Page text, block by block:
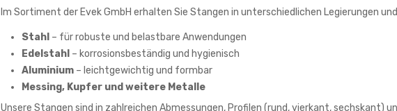
Im Sortiment der Evek GmbH erhalten Sie Stangen in unterschiedlichen Legierungen
Stahl – für robuste und belastbare Anwendungen
Edelstahl – korrosionsbeständig und hygienisch
Aluminium – leichtgewichtig und formbar
Messing, Kupfer und weitere Metalle
Unsere Stangen sind in zahlreichen Abmessungen, Profilen (rund, vierkant, sechskant)